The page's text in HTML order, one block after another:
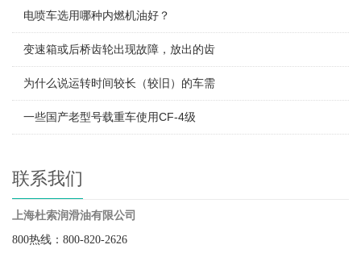
电喷车选用哪种内燃机油好？
变速箱或后桥齿轮出现故障，放出的齿
为什么说运转时间较长（较旧）的车需
一些国产老型号载重车使用CF-4级
联系我们
上海杜索润滑油有限公司
800热线：800-820-2626